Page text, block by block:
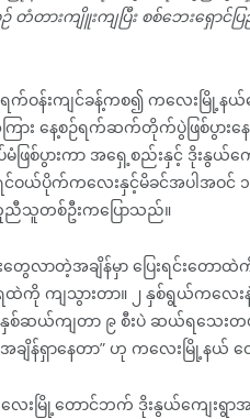
ဉ် တံတားကျိူးကျပြီး စစ်ဘေးရှ
ရက်ဝန်းကျင်ခန့်ကစ၍ ကလေးမ
ကြား နေ့စဉ်ရက်ဆက်တိုက်ပွဲဖြစ်ပွား
ပွားကာ အရှေ့စည်းနှင့် ဒိုးနွယ်က
ဝယ်ပိုက်ကလေးနှင့်မိခင်အပါအဝင်
ညီသူတစ်ဦးကပြောသည်။
ေလာတဲ့အချိန်မှာ ပြေးရင်းတော
ထဲကို ကျသွားတာ။ ၂ နှစ်ရွယ်ကလေ
နှစ်ဆယ်ကျတာ ၉ စီးပဲ ဆယ်ရသ
ျိန်ရှာနေတာ” ဟု ကလေးမြို့နယ် တ
းမြို့တောင်ဘက် ဒိုးနွယ်ကျေးရွာအနီ